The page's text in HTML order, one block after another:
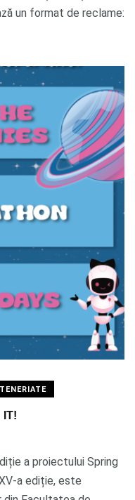
un format de reclame:
IT!
a proiectului Spring
a ediție, este